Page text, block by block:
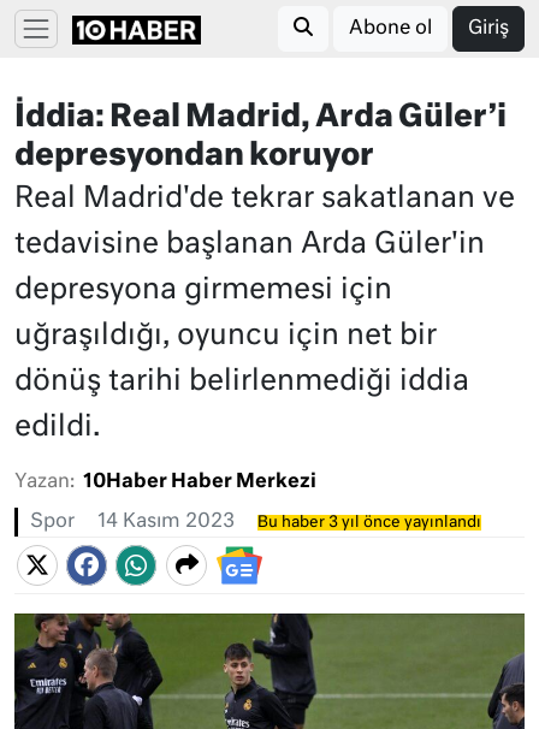
Abone ol Giriş
İddia: Real Madrid, Arda Güler’i
depresyondan koruyor
Real Madrid'de tekrar sakatlanan ve
tedavisine başlanan Arda Güler'in
depresyona girmemesi için
uğraşıldığı, oyuncu için net bir
dönüş tarihi belirlenmediği iddia
edildi.
Yazan: 10Haber Haber Merkezi
Spor 14 Kasım 2023 Bu haber 3 yıl önce yayınlandı